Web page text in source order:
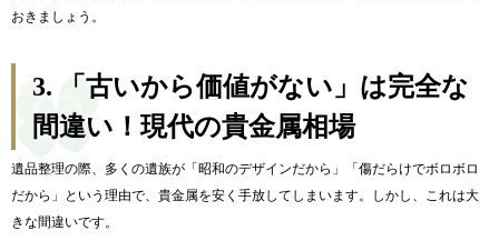
おきましょう。
3.
「古いから価値がない」は完全な
間違い！現代の貴金属相場
遺品整理の際、多くの遺族が「昭和のデザインだから」「傷だらけでボロボロ
だから」という理由で、貴金属を安く手放してしまいます。しかし、これは大
きな間違いです。